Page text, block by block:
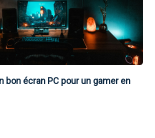
bon écran PC pour un gamer en